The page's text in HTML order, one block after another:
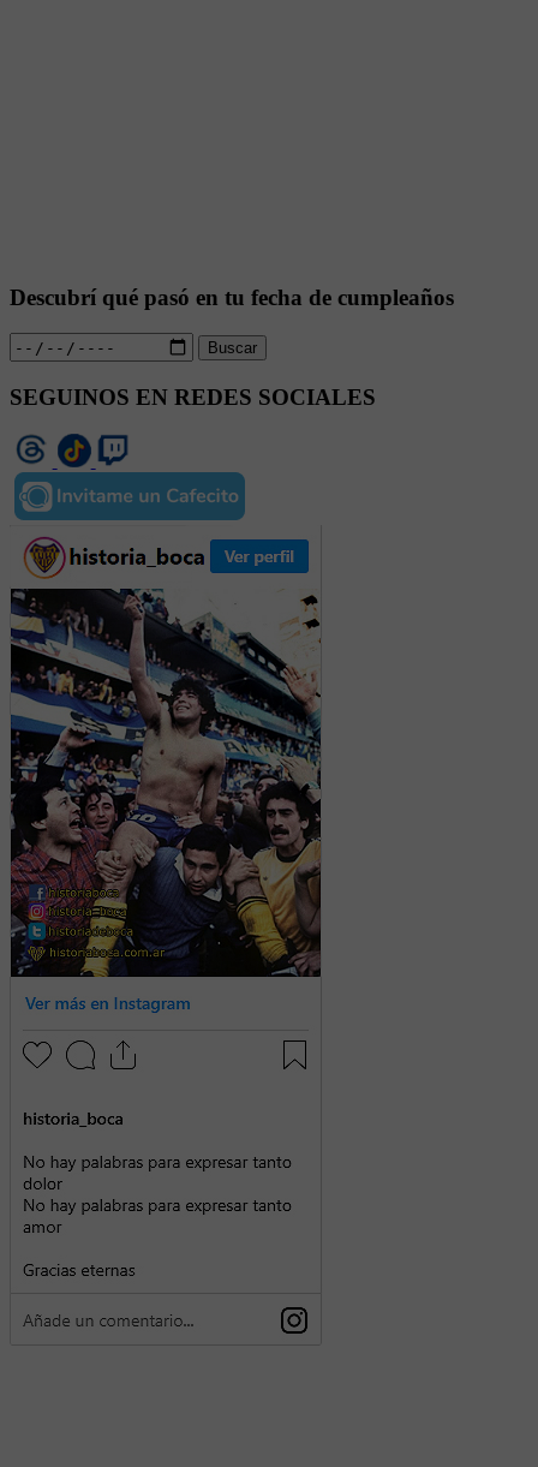
Descubrí qué pasó en tu fecha de cumpleaños
Buscar
SEGUINOS EN REDES SOCIALES